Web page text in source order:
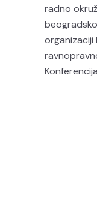
radno
organizaciji